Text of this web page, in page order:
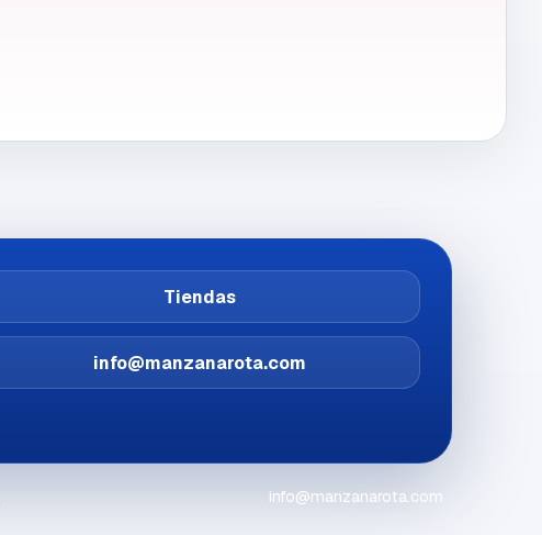
Tiendas
info@manzanarota.com
info@manzanarota.com